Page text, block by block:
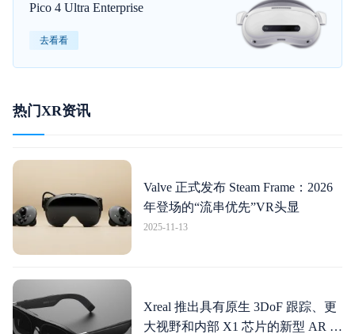
Pico 4 Ultra Enterprise
去看看
热门XR资讯
Valve 正式发布 Steam Frame：2026
年登场的“流串优先”VR头显
2025-11-13
Xreal 推出具有原生 3DoF 跟踪、更
大视野和内部 X1 芯片的新型 AR 眼